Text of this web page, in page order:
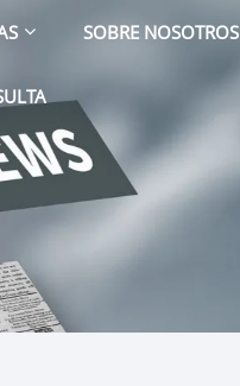
SOBRE NOSOTROS